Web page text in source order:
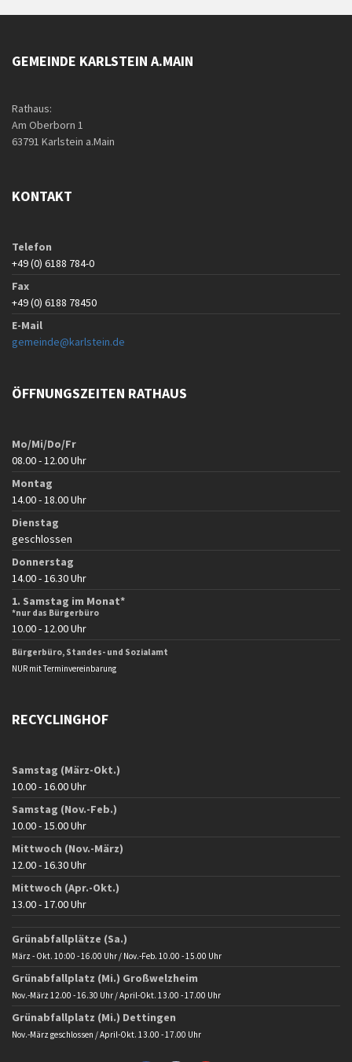
GEMEINDE KARLSTEIN A.MAIN
Rathaus:
Am Oberborn 1
63791 Karlstein a.Main
KONTAKT
Telefon
+49 (0) 6188 784-0
Fax
+49 (0) 6188 78450
E-Mail
gemeinde@karlstein.de
ÖFFNUNGSZEITEN RATHAUS
Mo/Mi/Do/Fr
08.00 - 12.00 Uhr
Montag
14.00 - 18.00 Uhr
Dienstag
geschlossen
Donnerstag
14.00 - 16.30 Uhr
1. Samstag im Monat*
*nur das Bürgerbüro
10.00 - 12.00 Uhr
Bürgerbüro, Standes- und Sozialamt
NUR mit Terminvereinbarung
RECYCLINGHOF
Samstag (März-Okt.)
10.00 - 16.00 Uhr
Samstag (Nov.-Feb.)
10.00 - 15.00 Uhr
Mittwoch (Nov.-März)
12.00 - 16.30 Uhr
Mittwoch (Apr.-Okt.)
13.00 - 17.00 Uhr
Grünabfallplätze (Sa.)
März - Okt. 10:00 - 16.00 Uhr / Nov.-Feb. 10.00 - 15.00 Uhr
Grünabfallplatz (Mi.) Großwelzheim
Nov.-März 12.00 - 16.30 Uhr / April-Okt. 13.00 - 17.00 Uhr
Grünabfallplatz (Mi.) Dettingen
Nov.-März geschlossen / April-Okt. 13.00 - 17.00 Uhr